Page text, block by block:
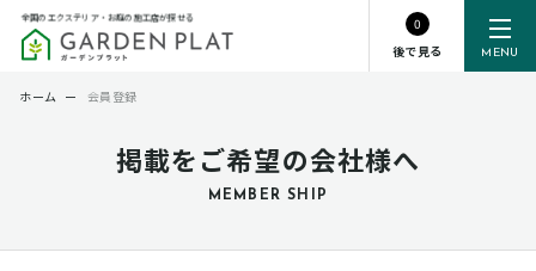
MENU
全国のエクステリア・お庭の施工店が探せる
0
後で見る
掲載をご希望の会社様へ
MEMBER SHIP
ホーム ー 会員登録